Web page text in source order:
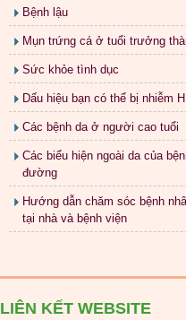
Bệnh lậu
Mụn trứng cá ở tuổi trưởng
Sức khỏe tình dục
Dấu hiệu bạn có thể bị nhiễm
Các bệnh da ở người cao tuổi
Các biểu hiện ngoài da của
đường
Hướng dẫn chăm sóc bệnh
tại nhà và bệnh viện
LIÊN KẾT WEBSITE